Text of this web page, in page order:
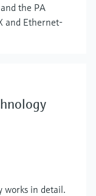
the PA
and Ethernet-
works in detail.